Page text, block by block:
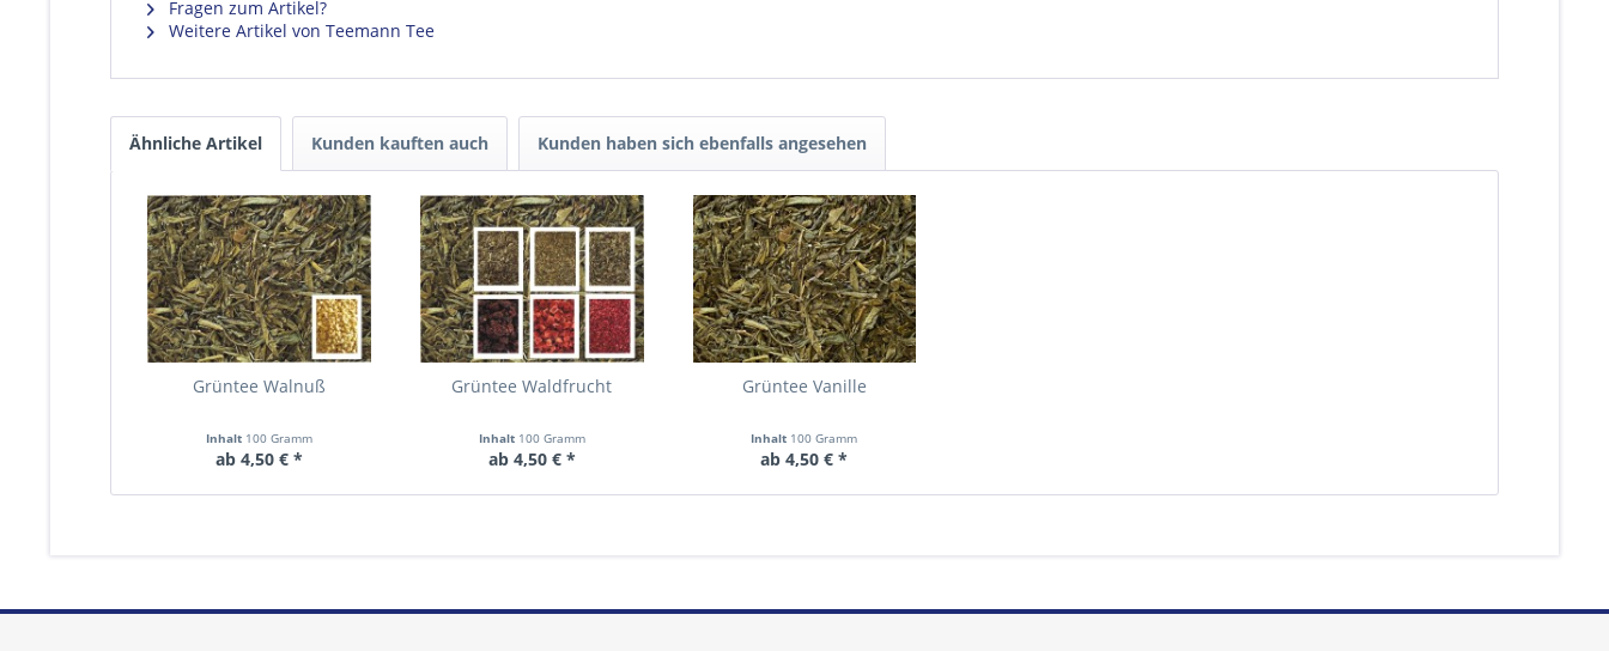
Fragen zum Artikel?
Weitere Artikel von Teemann Tee
Ähnliche Artikel Kunden kauften auch Kunden haben sich ebenfalls angesehen
Grüntee Walnuß
Inhalt 100 Gramm
ab 4,50 € *
Grüntee Waldfrucht
Inhalt 100 Gramm
ab 4,50 € *
Grüntee Vanille
Inhalt 100 Gramm
ab 4,50 € *